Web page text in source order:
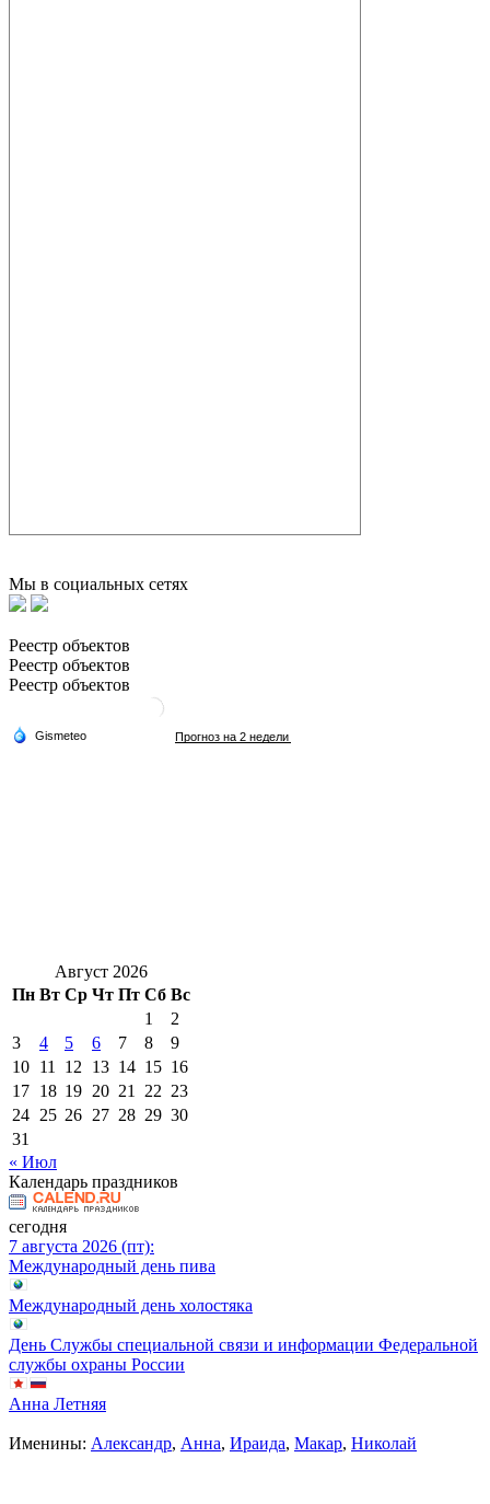
Мы в социальных сетях
Реестр объектов
Реестр объектов
Реестр объектов
Август 2026
Пн Вт Ср Чт Пт Сб Вс
1
2
3
4 5 6 7 8
9
10 11 12 13 14 15 16
17 18 19 20 21 22 23
24 25 26 27 28 29 30
31
« Июл
Календарь праздников
сегодня
7 августа 2026 (пт):
Международный день пива
Международный день холостяка
День Службы специальной связи и информации Федеральной
службы охраны России
Анна Летняя
Именины: Александр, Анна, Ираида, Макар, Николай